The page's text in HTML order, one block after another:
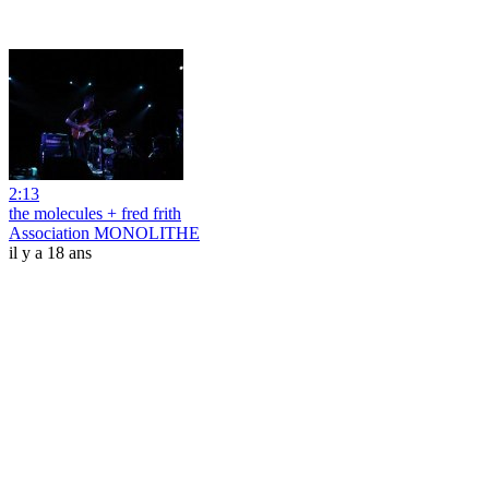
2:13
the molecules + fred frith
Association MONOLITHE
il y a 18 ans